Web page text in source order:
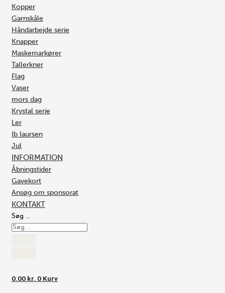
Kopper
Garnskåle
Håndarbejde serie
Knapper
Maskemarkører
Tallerkner
Flag
Vaser
mors dag
Krystal serie
Ler
Ib laursen
Jul
INFORMATION
Åbningstider
Gavekort
Ansøg om sponsorat
KONTAKT
Søg …
0.00 kr. 0 Kurv